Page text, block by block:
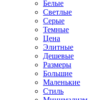
Белые
Светлые
Серые
Темные
Цена
Элитные
Дешевые
Размеры
Большие
Маленькие
Стиль